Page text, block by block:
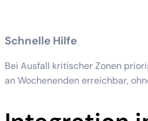
Schnelle Hilfe
Bei Ausfall kritischer Zonen
an Wochenenden erreichbar,